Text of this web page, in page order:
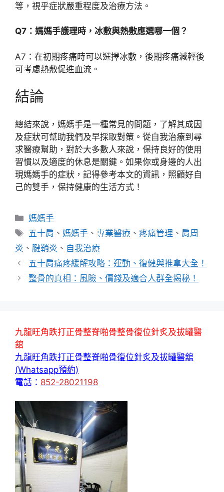
等，視乎症狀嚴重程度及治療方法。
Q7：媽媽手護理時，冰敷與熱敷應選哪一個？
A7：在初期疼痛時可以選擇冰敷，後期疼痛減輕後
可考慮熱敷促進血流。
結論
總結來說，媽媽手是一種常見的問題，了解其成因
及症狀可幫助我們及早採取對策。從自我治療到尋
求醫療幫助，對於大多數人來說，保持良好的使用
習慣以及適度的休息是關鍵。如果你或身邊的人出
現媽媽手的症狀，記得參考本文的資訊，照顧好自
己的雙手，保持健康的生活方式！
分
類
媽媽手
標
籤
五十肩 、媽媽手 、專業醫療 、疼痛管理 、 肩周
炎 、 腱鞘炎 、 自我治療
五十肩痛疼緩解攻略：運動、復健與推拿大全！
整骨的真相：風險、價錢及適合人群全揭秘！
九龍旺角跌打正骨整脊啪骨整骨復位針炙及拔罐醫
舘
九龍旺角跌打正骨整脊啪骨復位針炙及拔罐醫舘
(Whatsapp預約)
電話： 852-28021198